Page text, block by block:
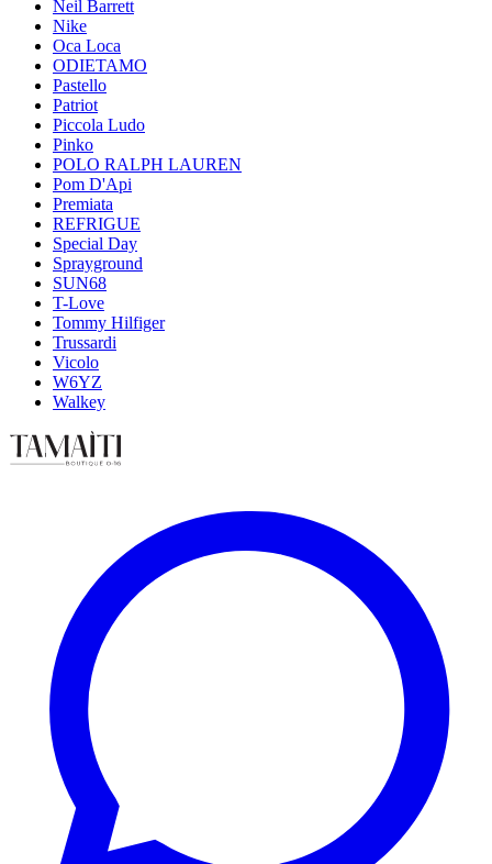
Neil Barrett
Nike
Oca Loca
ODIETAMO
Pastello
Patriot
Piccola Ludo
Pinko
POLO RALPH LAUREN
Pom D'Api
Premiata
REFRIGUE
Special Day
Sprayground
SUN68
T-Love
Tommy Hilfiger
Trussardi
Vicolo
W6YZ
Walkey